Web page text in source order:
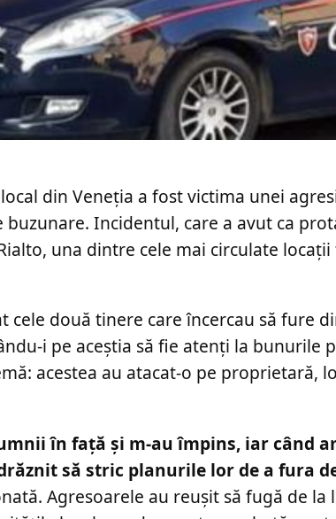
din Veneția a fost victima unei
Incidentul, care a avut ca
una dintre cele mai circulate
cele două tinere care încercau să fure
i pe aceștia să fie atenți la bunurile
acestea au atacat-o pe proprietară,
în față și m-au împins, iar când
să stric planurile lor de a fura
Agresoarele au reușit să fugă de